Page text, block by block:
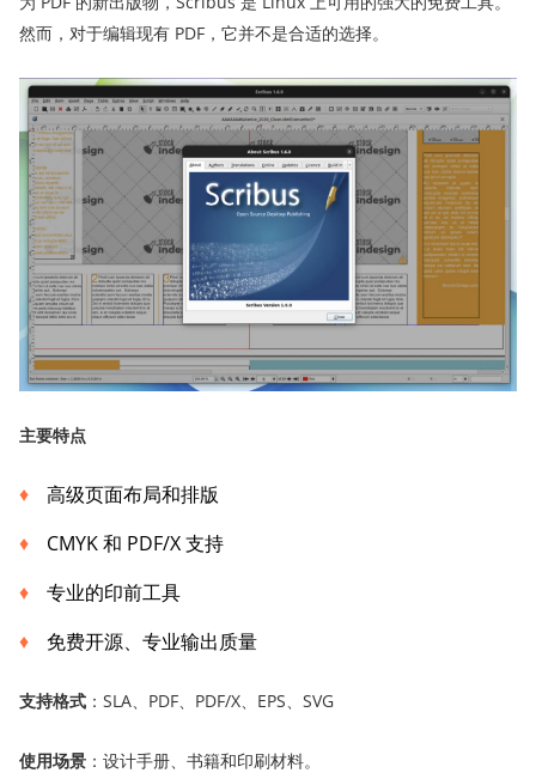
然而，对于编辑现有 PDF，它并不是合适的选择。
主要特点
高级页面布局和排版
CMYK 和 PDF/X 支持
专业的印前工具
免费开源、专业输出质量
支持格式 ：SLA、PDF、PDF/X、EPS、SVG
使用场景 ：设计手册、书籍和印刷材料。